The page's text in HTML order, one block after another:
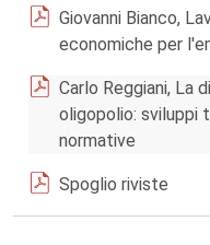
Giovanni Bianco,
economiche per
Carlo Reggiani, La
oligopolio: sviluppi
normative
Spoglio riviste